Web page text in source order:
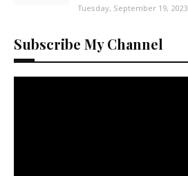
Tuesday, September 19, 2023
Subscribe My Channel